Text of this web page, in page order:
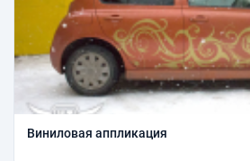
Виниловая аппликация